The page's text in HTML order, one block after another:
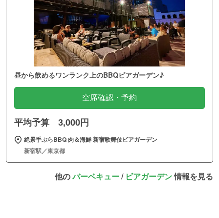
昼から飲めるワンランク上のBBQビアガーデン♪
空席確認・予約
平均予算 3,000円
絶景手ぶらBBQ 肉＆海鮮 新宿歌舞伎ビアガーデン
新宿駅／東京都
他のバーベキュー/ ビアガーデン情報を見る